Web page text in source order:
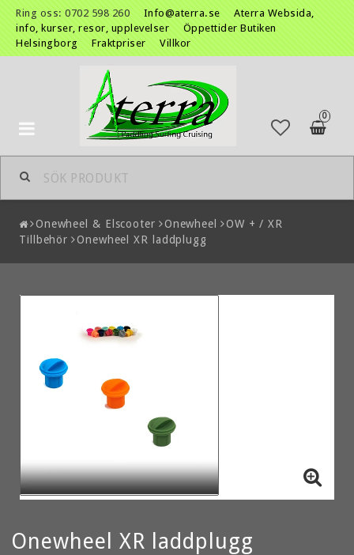
Ring oss: 0702 598 260 Info@aterra.se
Aterra Websida,
info, kurser, resor, upplevelser
Öppettider Butiken
Helsingborg
Fraktpriser Villkor
0
Toggle
navigation
Onewheel & Elscooter Onewheel
OW + / XR
Tillbehör
Onewheel XR laddplugg
Onewheel XR laddplugg